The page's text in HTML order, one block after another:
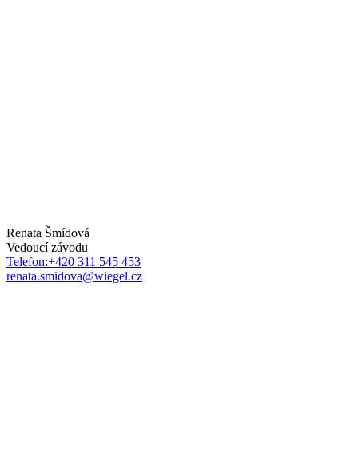
Renata Šmídová
Vedoucí závodu
Telefon:+420 311 545 453
renata.smidova@wiegel.cz